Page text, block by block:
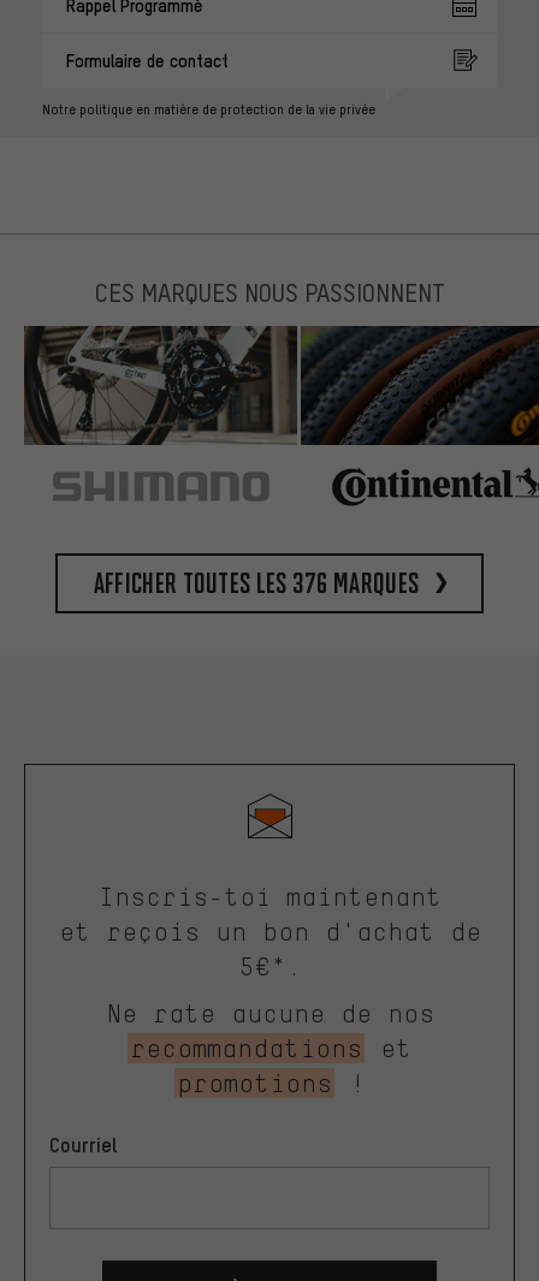
Formulaire de contact
Notre politique en matière de protection de la vie privée
CES MARQUES NOUS PASSIONNENT
Afficher toutes les 376 marques
Inscris-toi maintenant
et reçois un bon d'achat de
5€*.
Ne rate aucune de nos
recommandations
et
promotions
!
Courriel